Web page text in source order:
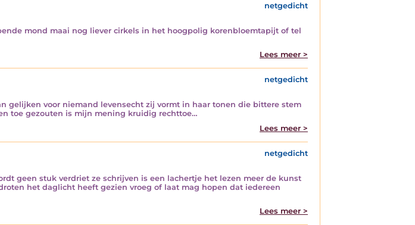
netgedicht
mond maai nog liever cirkels in het hoogpolig korenbloemtapijt of tel
Lees meer >
netgedicht
voor niemand levensecht zij vormt in haar tonen die bittere stem
toe gezouten is mijn mening kruidig rechttoe…
Lees meer >
netgedicht
geen stuk verdriet ze schrijven is een lachertje het lezen meer de kunst
het daglicht heeft gezien vroeg of laat mag hopen dat iedereen
Lees meer >